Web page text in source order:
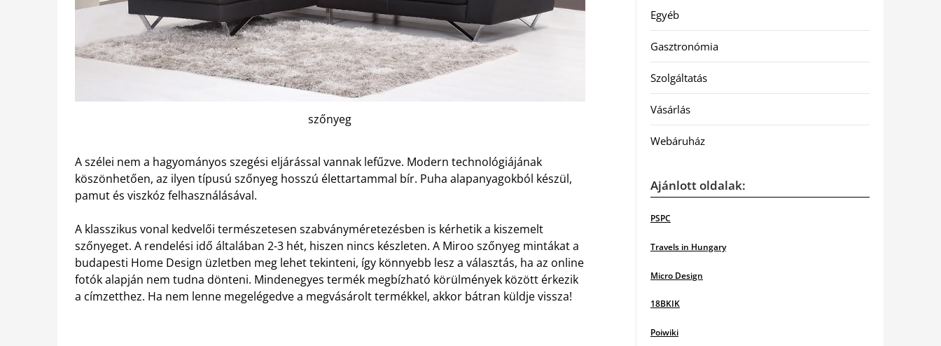
szőnyeg
A szélei nem a hagyományos szegési eljárással vannak lefűzve. Modern technológiájának
köszönhetően, az ilyen típusú szőnyeg hosszú élettartammal bír. Puha alapanyagokból készül,
pamut és viszkóz felhasználásával.
A klasszikus vonal kedvelői természetesen szabványméretezésben is kérhetik a kiszemelt
szőnyeget. A rendelési idő általában 2-3 hét, hiszen nincs készleten. A Miroo szőnyeg mintákat a
budapesti Home Design üzletben meg lehet tekinteni, így könnyebb lesz a választás, ha az online
fotók alapján nem tudna dönteni. Mindenegyes termék megbízható körülmények között érkezik
a címzetthez. Ha nem lenne megelégedve a megvásárolt termékkel, akkor bátran küldje vissza!
Egyéb
Gasztronómia
Szolgáltatás
Vásárlás
Webáruház
Ajánlott oldalak:
PSPC
Travels in Hungary
Micro Design
18BKIK
Poiwiki